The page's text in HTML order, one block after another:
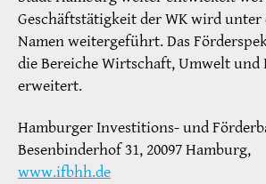
Geschäftstätigkeit der WK wird unter
Namen weitergeführt. Das
die Bereiche Wirtschaft, Umwelt
erweitert.
Hamburger Investitions- und
Besenbinderhof 31, 20097 Hamburg,
www.ifbhh.de